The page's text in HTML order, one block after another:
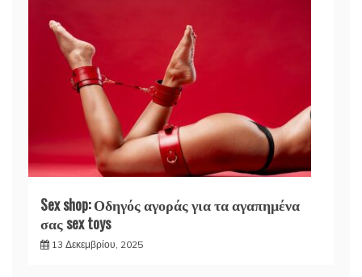
Sex shop: Οδηγός αγοράς για τα αγαπημένα
σας sex toys
13 Δεκεμβρίου, 2025